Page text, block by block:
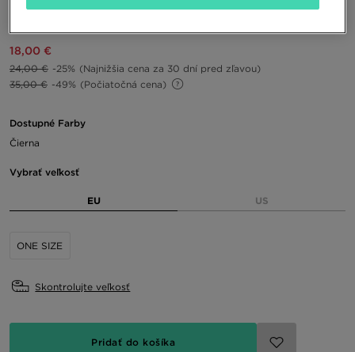
NEW ERA ČIAPKA NE CAMO PATCH EFRAME NONE
18,00 €
24,00 € -25%
(Najnižšia cena za 30 dní pred zľavou)
35,00 € -49% (Počiatočná cena)
Dostupné Farby
Čierna
Vybrať veľkosť
EU US
ONE SIZE
Skontrolujte veľkosť
Pridať do košíka